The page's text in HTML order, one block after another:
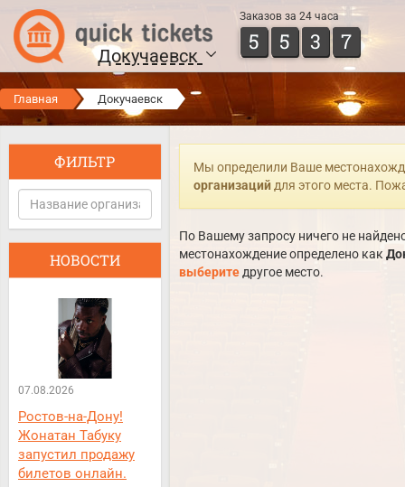
Докучаевск
Заказов за 24 часа
5 5 3 7
Главная Докучаевск
ФИЛЬТР
НОВОСТИ
07.08.2026
Ростов-на-Дону!
Жонатан Табуку
запустил продажу
билетов онлайн.
Мы определили Ваше
организацийдля этого места.
По Вашему запросу ничего не
местонахождение определено как
выберитедругое место.